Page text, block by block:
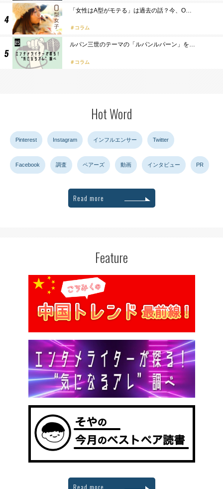
「女性はA型がモテる」は過去の話？今、O…
コラム
ルパン三世のテーマの「ルパンルパーン」を…
コラム
Hot Word
Pinterest Instagram インフルエンサー Twitter
Facebook 調査 ペアーズ 動画 インタビュー PR
Read more
Feature
Read more